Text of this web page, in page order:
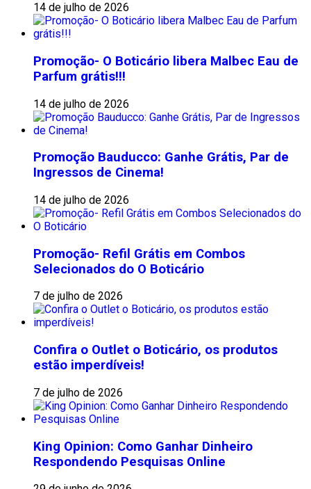
14 de julho de 2026
Promoção- O Boticário libera Malbec Eau de
Parfum grátis!!!
14 de julho de 2026
Promoção Bauducco: Ganhe Grátis, Par de
Ingressos de Cinema!
14 de julho de 2026
Promoção- Refil Grátis em Combos
Selecionados do O Boticário
7 de julho de 2026
Confira o Outlet o Boticário, os produtos
estão imperdíveis!
7 de julho de 2026
King Opinion: Como Ganhar Dinheiro
Respondendo Pesquisas Online